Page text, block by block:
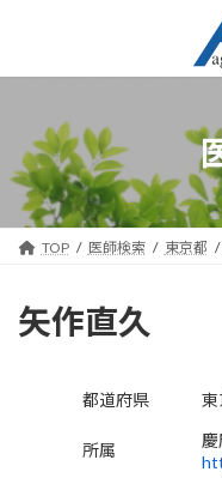
ン
キ
プ
ー
に
動
TOP 医師検索 東京都
矢作直久
都道府県 東
所属